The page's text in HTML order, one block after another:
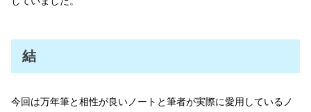
結
今回は万年筆と相性が良いノートと筆者が実際に愛用しているノ